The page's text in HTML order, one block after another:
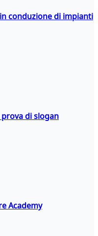
conduzione di impianti
di slogan
Academy